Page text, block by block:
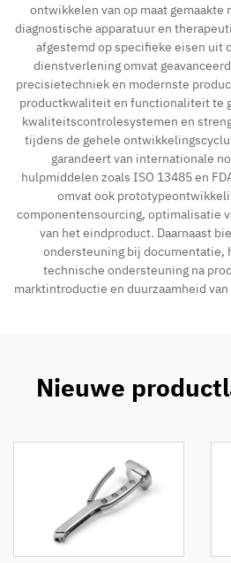
ontwikkelen van op maat
diagnostische apparatuur en
afgestemd op specifieke eisen uit
dienstverlening omvat
precisietechniek en modernste
productkwaliteit en functionaliteit te
kwaliteitscontrolesystemen en
tijdens de gehele
garandeert van internationale
hulpmiddelen zoals ISO 13485 en
omvat ook
componentensourcing, optimalisatie
van het eindproduct. Daarnaast
ondersteuning bij documentatie,
technische ondersteuning na
marktintroductie en duurzaamheid
Nieuwe